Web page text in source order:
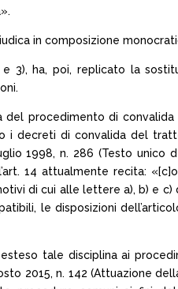
in composizione
3), ha, poi, replicato la
procedimento di
i decreti di convalida del
1998, n. 286 (Testo unico
14 attualmente recita:
di cui alle lettere a), b) e
le disposizioni
tale disciplina ai
2015, n. 142 (Attuazione